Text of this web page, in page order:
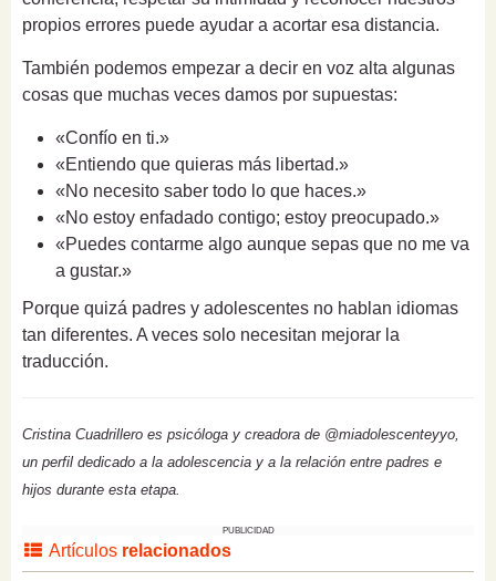
propios errores puede ayudar a acortar esa distancia.
También podemos empezar a decir en voz alta algunas
cosas que muchas veces damos por supuestas:
«Confío en ti.»
«Entiendo que quieras más libertad.»
«No necesito saber todo lo que haces.»
«No estoy enfadado contigo; estoy preocupado.»
«Puedes contarme algo aunque sepas que no me va
a gustar.»
Porque quizá padres y adolescentes no hablan idiomas
tan diferentes. A veces solo necesitan mejorar la
traducción.
Cristina Cuadrillero es psicóloga y creadora de @miadolescenteyyo,
un perfil dedicado a la adolescencia y a la relación entre padres e
hijos durante esta etapa.
PUBLICIDAD
Artículos relacionados